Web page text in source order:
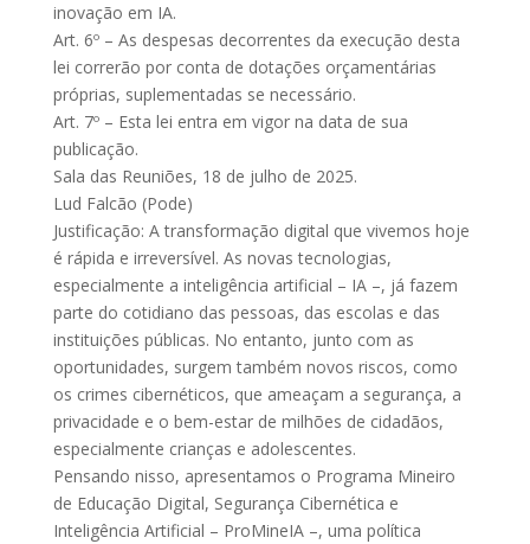
inovação em IA.
Art. 6º – As despesas decorrentes da execução desta
lei correrão por conta de dotações orçamentárias
próprias, suplementadas se necessário.
Art. 7º – Esta lei entra em vigor na data de sua
publicação.
Sala das Reuniões, 18 de julho de 2025.
Lud Falcão (Pode)
Justificação: A transformação digital que vivemos hoje
é rápida e irreversível. As novas tecnologias,
especialmente a inteligência artificial – IA –, já fazem
parte do cotidiano das pessoas, das escolas e das
instituições públicas. No entanto, junto com as
oportunidades, surgem também novos riscos, como
os crimes cibernéticos, que ameaçam a segurança, a
privacidade e o bem-estar de milhões de cidadãos,
especialmente crianças e adolescentes.
Pensando nisso, apresentamos o Programa Mineiro
de Educação Digital, Segurança Cibernética e
Inteligência Artificial – ProMineIA –, uma política